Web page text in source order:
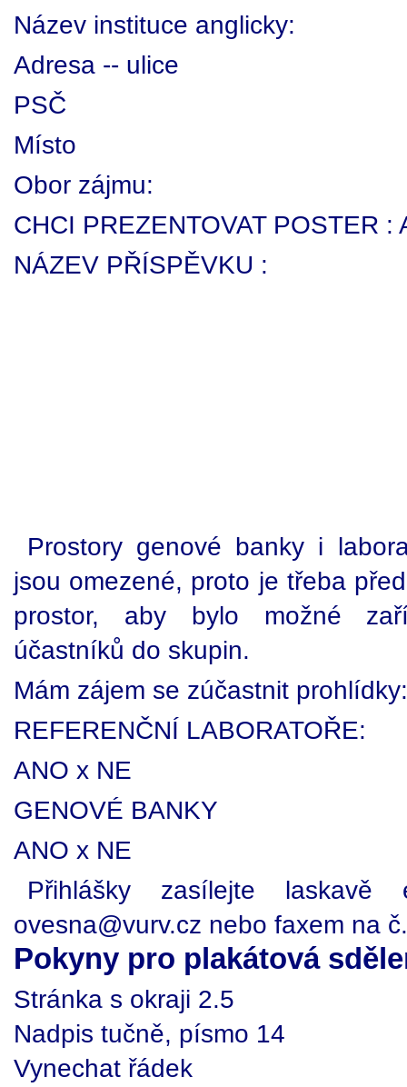
Název instituce anglicky:
Adresa -- ulice
PSČ
Místo
Obor zájmu:
CHCI PREZENTOVAT POSTER :
NÁZEV PŘÍSPĚVKU :
Prostory genové banky i
jsou omezené, proto je třeba
prostor, aby bylo možné
účastníků do skupin.
Mám zájem se zúčastnit prohlídky:
REFERENČNÍ LABORATOŘE:
ANO x NE
GENOVÉ BANKY
ANO x NE
Přihlášky zasílejte
ovesna@vurv.cz nebo faxem na
Pokyny pro plakátová
Stránka s okraji 2.5
Nadpis tučně, písmo 14
Vynechat řádek